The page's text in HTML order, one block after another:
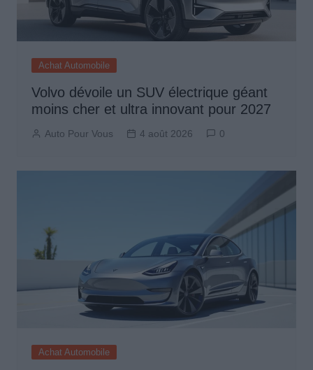
Achat Automobile
Volvo dévoile un SUV électrique géant
moins cher et ultra innovant pour 2027
Auto Pour Vous 4 août 2026 0
Achat Automobile